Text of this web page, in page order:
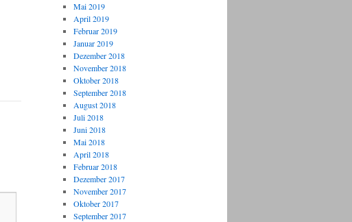
Mai 2019
April 2019
Februar 2019
Januar 2019
Dezember 2018
November 2018
Oktober 2018
September 2018
August 2018
Juli 2018
Juni 2018
Mai 2018
April 2018
Februar 2018
Dezember 2017
November 2017
Oktober 2017
September 2017